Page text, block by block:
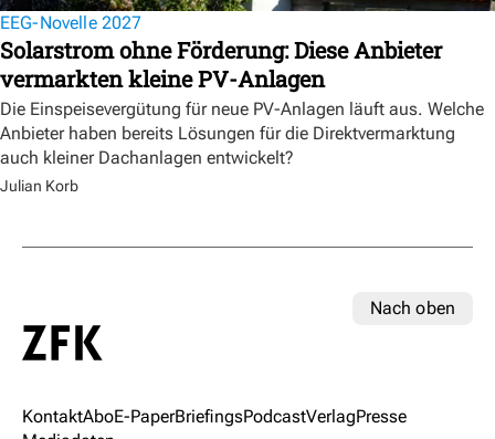
EEG-Novelle 2027
Solarstrom ohne Förderung: Diese Anbieter
vermarkten kleine PV-Anlagen
Die Einspeisevergütung für neue PV-Anlagen läuft aus. Welche
Anbieter haben bereits Lösungen für die Direktvermarktung
auch kleiner Dachanlagen entwickelt?
Julian Korb
Nach oben
KontaktAboE-PaperBriefingsPodcastVerlagPresse